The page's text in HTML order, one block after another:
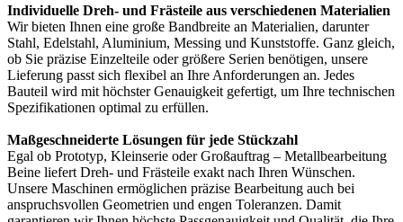
Individuelle Dreh- und Frästeile aus verschiedenen Materialien
Wir bieten Ihnen eine große Bandbreite an Materialien, darunter
Stahl, Edelstahl, Aluminium, Messing und Kunststoffe. Ganz gleich,
ob Sie präzise Einzelteile oder größere Serien benötigen, unsere
Lieferung passt sich flexibel an Ihre Anforderungen an. Jedes
Bauteil wird mit höchster Genauigkeit gefertigt, um Ihre technischen
Spezifikationen optimal zu erfüllen.
Maßgeschneiderte Lösungen für jede Stückzahl
Egal ob Prototyp, Kleinserie oder Großauftrag – Metallbearbeitung
Beine liefert Dreh- und Frästeile exakt nach Ihren Wünschen.
Unsere Maschinen ermöglichen präzise Bearbeitung auch bei
anspruchsvollen Geometrien und engen Toleranzen. Damit